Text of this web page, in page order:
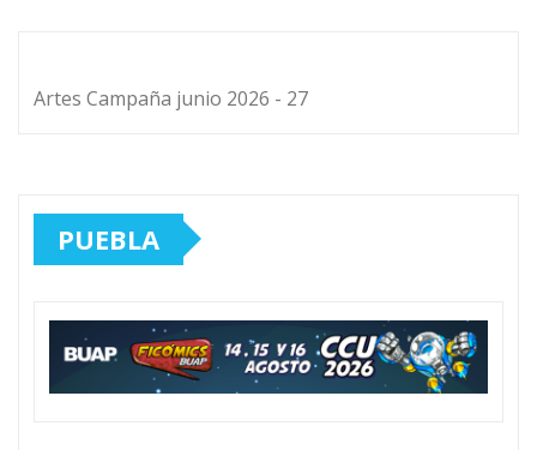
Artes Campaña junio 2026 - 27
PUEBLA